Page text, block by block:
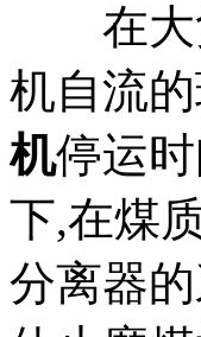
在大负
机自流
机停运
下,在煤
分离器